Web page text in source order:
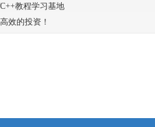
教程学习基地
效的投资！